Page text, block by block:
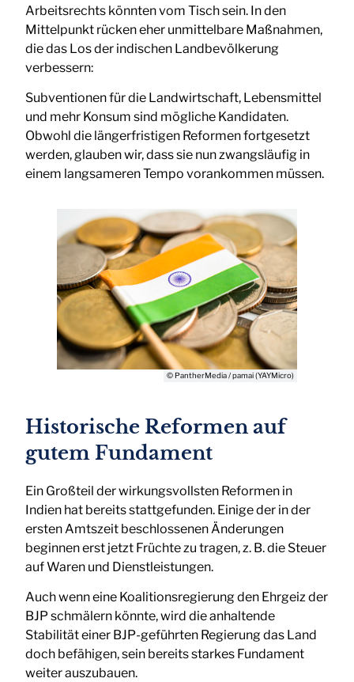
Arbeitsrechts könnten vom Tisch sein. In den
Mittelpunkt rücken eher unmittelbare Maßnahmen,
die das Los der indischen Landbevölkerung
verbessern:
Subventionen für die Landwirtschaft, Lebensmittel
und mehr Konsum sind mögliche Kandidaten.
Obwohl die längerfristigen Reformen fortgesetzt
werden, glauben wir, dass sie nun zwangsläufig in
einem langsameren Tempo vorankommen müssen.
© PantherMedia / pamai (YAYMicro)
Historische Reformen auf
gutem Fundament
Ein Großteil der wirkungsvollsten Reformen in
Indien hat bereits stattgefunden. Einige der in der
ersten Amtszeit beschlossenen Änderungen
beginnen erst jetzt Früchte zu tragen, z. B. die Steuer
auf Waren und Dienstleistungen.
Auch wenn eine Koalitionsregierung den Ehrgeiz der
BJP schmälern könnte, wird die anhaltende
Stabilität einer BJP-geführten Regierung das Land
doch befähigen, sein bereits starkes Fundament
weiter auszubauen.